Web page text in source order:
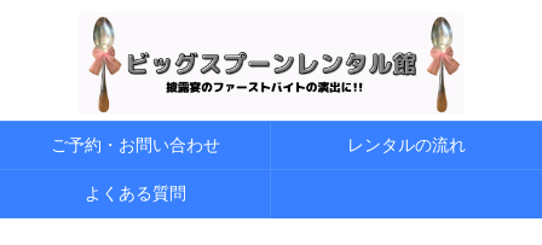
ご予約・お問い合わせ レンタルの流れ
よくある質問